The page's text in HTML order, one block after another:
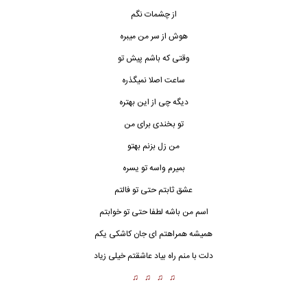
از چشمات نگم
هوش از سر من میبره
وقتی که باشم پیش تو
ساعت اصلا نمیگذره
دیگه چی از این بهتره
تو بخندی برای من
من زل بزنم بهتو
بمیرم واسه تو یسره
عشقثابتم حتی تو فالتم
اسم من باشه لطفا حتی تو خوابتم
همیشه همراهتم ای جان کاشکی یکم
دلت با منم راه بیاد عاشقتم خیلی زیاد
♫ ♫ ♫ ♫